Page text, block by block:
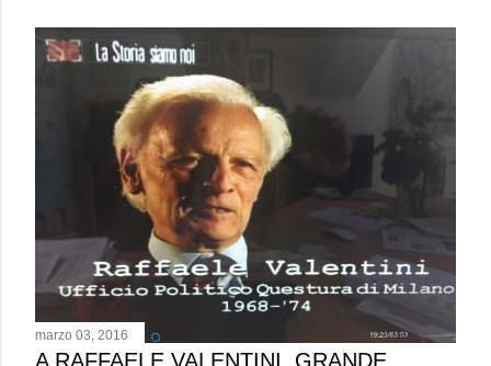
marzo 03, 2016
A RAFFAELE VALENTINI, GRANDE